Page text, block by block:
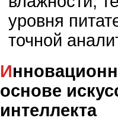
уровня
точной
Инновационные решения на
основе
интеллекта